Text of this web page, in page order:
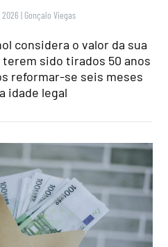
2026 | Gonçalo Viegas
considera o valor da sua
sido tirados 50 anos
reformar-se seis meses
idade legal